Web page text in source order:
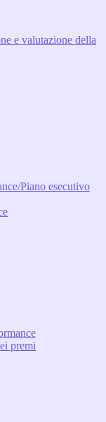
e valutazione della
Piano esecutivo
premi